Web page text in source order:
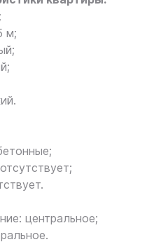
м;
центральное;